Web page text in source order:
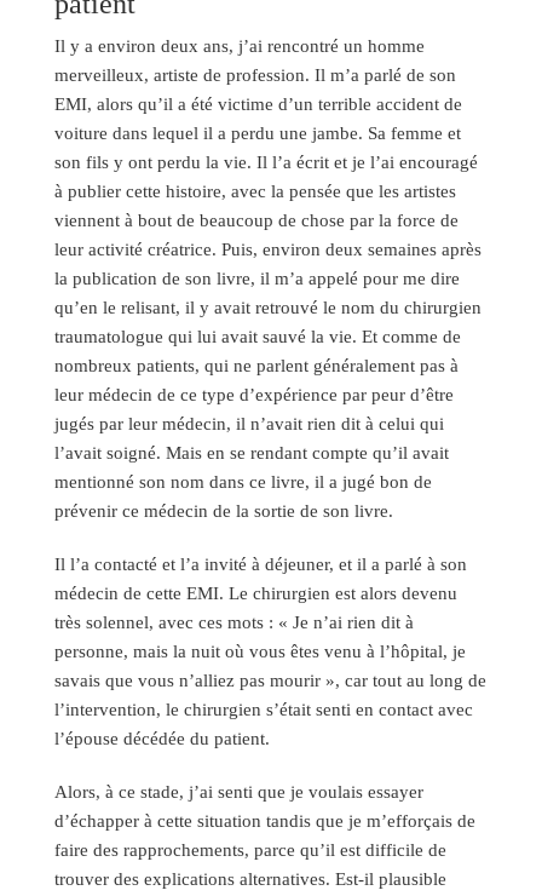
Il y a environ deux ans, j’ai rencontré un homme
merveilleux, artiste de profession. Il m’a parlé de son
EMI, alors qu’il a été victime d’un terrible accident de
voiture dans lequel il a perdu une jambe. Sa femme et
son fils y ont perdu la vie. Il l’a écrit et je l’ai encouragé
à publier cette histoire, avec la pensée que les artistes
viennent à bout de beaucoup de chose par la force de
leur activité créatrice. Puis, environ deux semaines après
la publication de son livre, il m’a appelé pour me dire
qu’en le relisant, il y avait retrouvé le nom du chirurgien
traumatologue qui lui avait sauvé la vie. Et comme de
nombreux patients, qui ne parlent généralement pas à
leur médecin de ce type d’expérience par peur d’être
jugés par leur médecin, il n’avait rien dit à celui qui
l’avait soigné. Mais en se rendant compte qu’il avait
mentionné son nom dans ce livre, il a jugé bon de
prévenir ce médecin de la sortie de son livre.
Il l’a contacté et l’a invité à déjeuner, et il a parlé à son
médecin de cette EMI. Le chirurgien est alors devenu
très solennel, avec ces mots : « Je n’ai rien dit à
personne, mais la nuit où vous êtes venu à l’hôpital, je
savais que vous n’alliez pas mourir », car tout au long de
l’intervention, le chirurgien s’était senti en contact avec
l’épouse décédée du patient.
Alors, à ce stade, j’ai senti que je voulais essayer
d’échapper à cette situation tandis que je m’efforçais de
faire des rapprochements, parce qu’il est difficile de
trouver des explications alternatives. Est-il plausible